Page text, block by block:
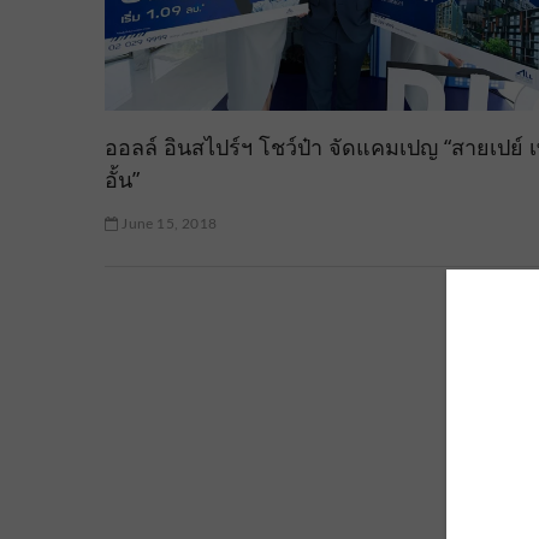
ออลล์ อินสไปร์ฯ โชว์ป๋า จัดแคมเปญ “สายเปย์
อั้น”
June 15, 2018